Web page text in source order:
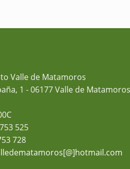
Valle de Matamoros
1 - 06177 Valle de
525
728